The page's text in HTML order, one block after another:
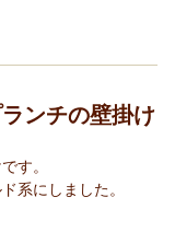
ンチの壁掛け
す。
系にしました。